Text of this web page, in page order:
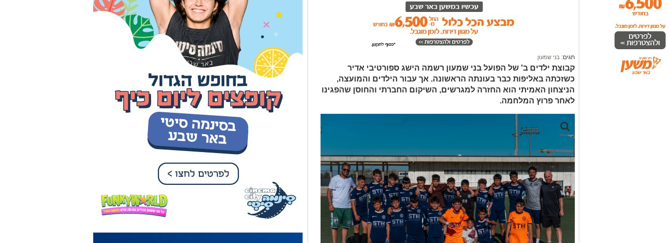
תגים: בני שמעון
קבוצת ילדים ב' של הפועל בני שמעון רשמה הישג ספורטיבי אדיר
כשזכתה באליפות כבר בעונתה הראשונה. אך עבור הילדים והמועצה,
הניצחון האמיתי הוא החזרה למגרשים, השיקום החברתי והחוסן שהפגינו
לאחר פרוץ המלחמה.